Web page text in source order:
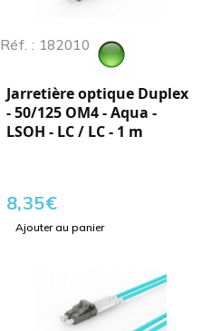
Réf. : 182010
Jarretière optique Duplex
- 50/125 OM4 - Aqua -
LSOH - LC / LC - 1 m
8,35€
Ajouter au panier